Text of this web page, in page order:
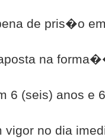
de pris�o
na
6 (seis) anos e
vigor no dia